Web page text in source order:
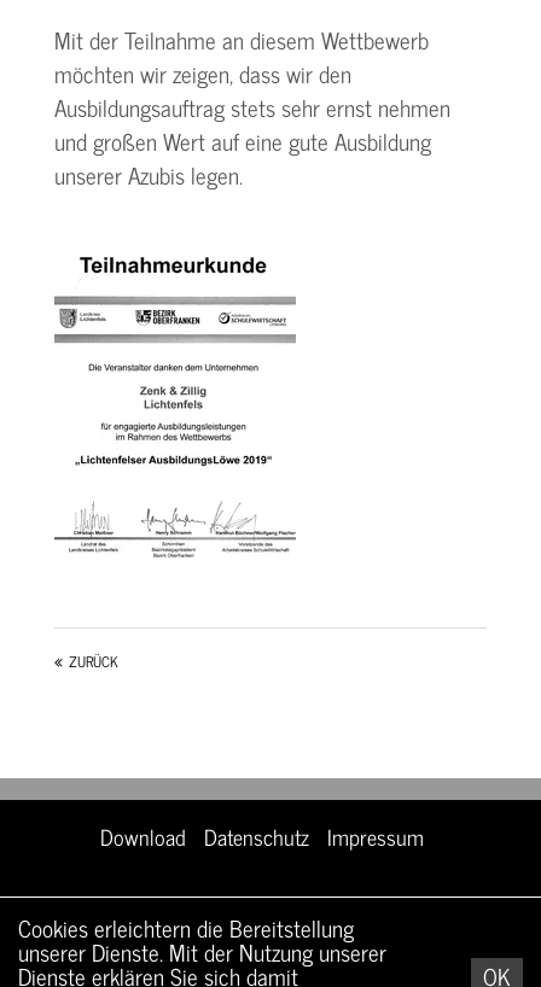
Mit der Teilnahme an diesem Wettbewerb
möchten wir zeigen, dass wir den
Ausbildungsauftrag stets sehr ernst nehmen
und großen Wert auf eine gute Ausbildung
unserer Azubis legen.
ZURÜCK
Download Datenschutz Impressum
Cookies erleichtern die Bereitstellung
unserer Dienste. Mit der Nutzung unserer
Dienste erklären Sie sich damit OK